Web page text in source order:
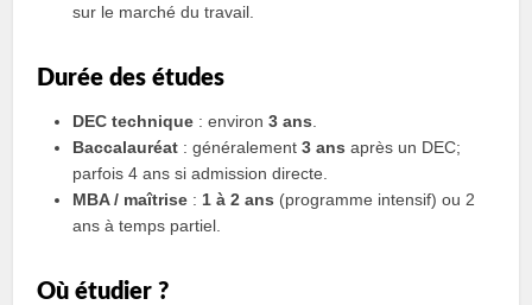
sur le marché du travail.
Durée des études
DEC technique : environ3 ans
Baccalauréat : généralement3 ans après un DEC;
parfois 4 ans si admission directe.
MBA / maîtrise : 1 à 2 ans (programme intensif) ou 2
ans à temps partiel.
Où étudier ?